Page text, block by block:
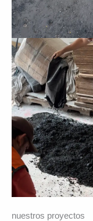
nuestros proyectos